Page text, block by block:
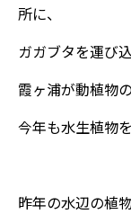
所に、
ガガブタを運び
霞ヶ浦が動植物
今年も水生植物
昨年の水辺の植